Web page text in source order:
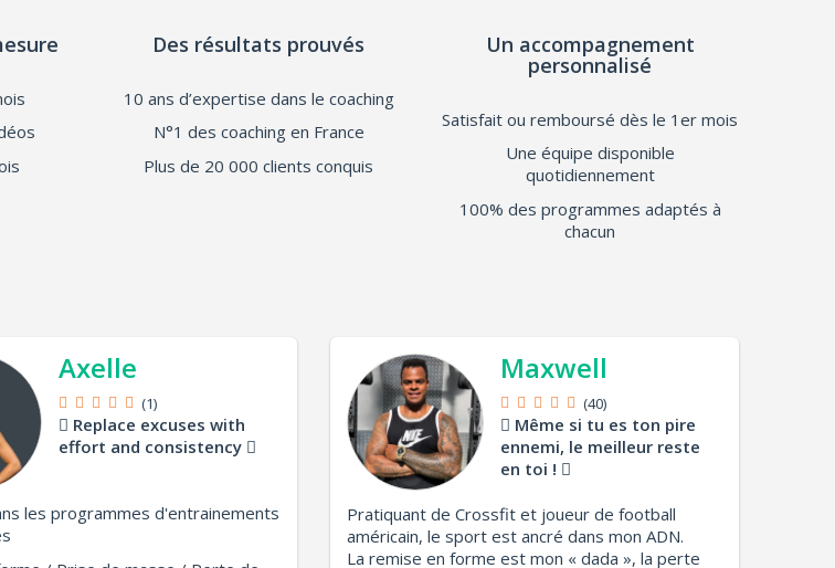
Des résultats prouvés
10 ans d’expertise dans le coaching
N°1 des coaching en France
Plus de 20 000 clients conquis
Un accompagnement
personnalisé
Satisfait ou remboursé dès le 1er mois
Une équipe disponible
quotidiennement
100% des programmes adaptés à
chacun
Axelle
(1)
Replace excuses with
effort and consistency
les programmes d'entrainements
Maxwell
(40)
Même si tu es ton pire
ennemi, le meilleur reste
en toi !
Pratiquant de Crossfit et joueur de football
américain, le sport est ancré dans mon ADN.
La remise en forme est mon « dada », la perte